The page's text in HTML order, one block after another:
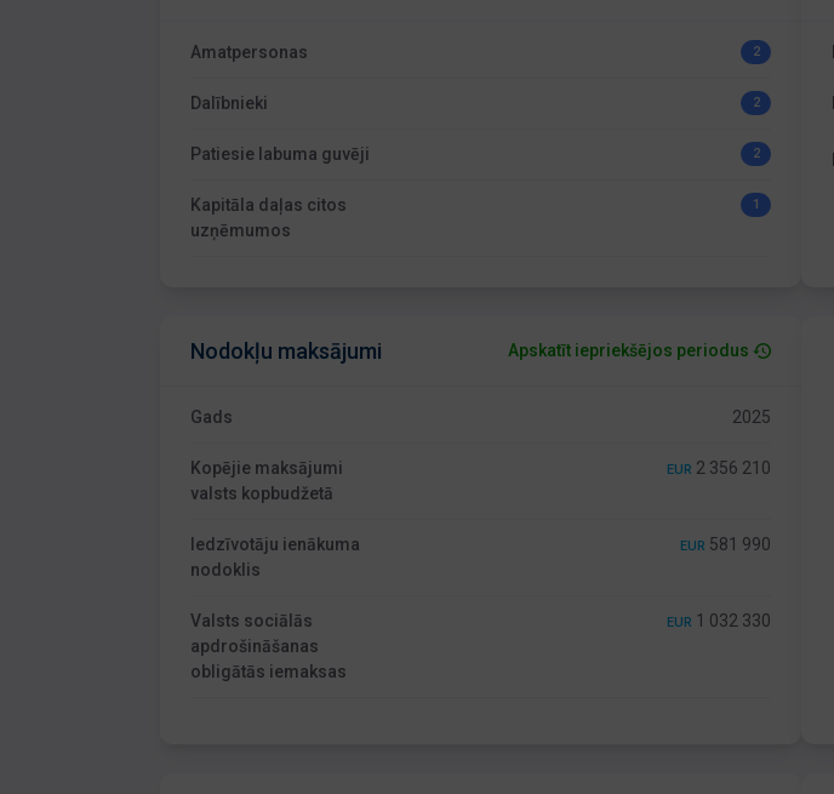
Amatpersonas 2
Dalībnieki 2
Patiesie labuma guvēji 2
Kapitāla daļas citos
uzņēmumos
1
Nodokļu maksājumi Apskatīt iepriekšējos periodus
Gads 2025
Kopējie maksājumi
valsts kopbudžetā
EUR 2 356 210
Iedzīvotāju ienākuma
nodoklis
EUR 581 990
Valsts sociālās
apdrošināšanas
obligātās iemaksas
EUR 1 032 330